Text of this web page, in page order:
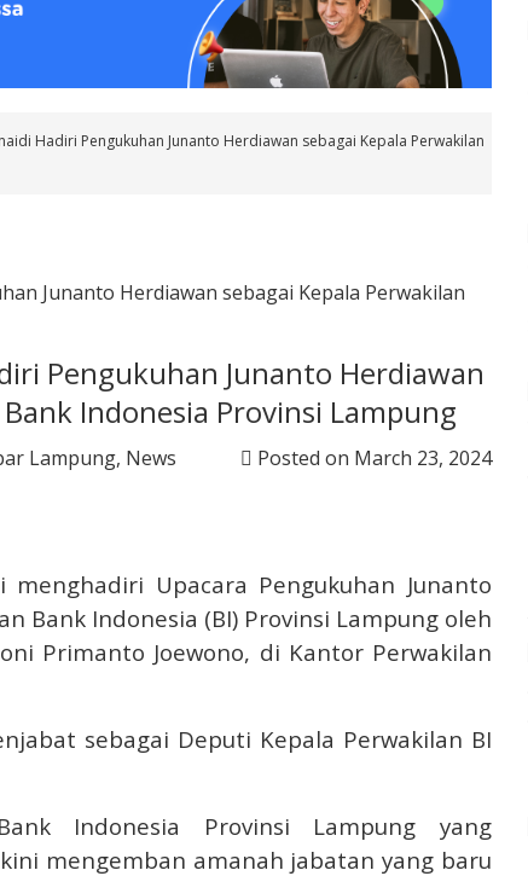
Hadiri Pengukuhan Junanto Herdiawan sebagai Kepala Perwakilan
Pengukuhan Junanto Herdiawan
Indonesia Provinsi Lampung
Lampung, News Posted on March 23, 2024
Upacara Pengukuhan Junanto
Bank Indonesia (BI) Provinsi Lampung oleh
Primanto Joewono, di Kantor Perwakilan
sebagai Deputi Kepala Perwakilan BI
Indonesia Provinsi Lampung yang
mengemban amanah jabatan yang baru